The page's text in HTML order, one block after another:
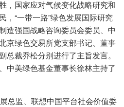
，国家应对气候变化战略研究和
，“一带一路”绿色发展国际研究
造强国战略咨询委员会委员、中
京绿色交易所党支部书记、董事
总裁乔松分别进行了主旨发言。
中美绿色基金董事长徐林主持了
总监、联想中国平台社会价值委